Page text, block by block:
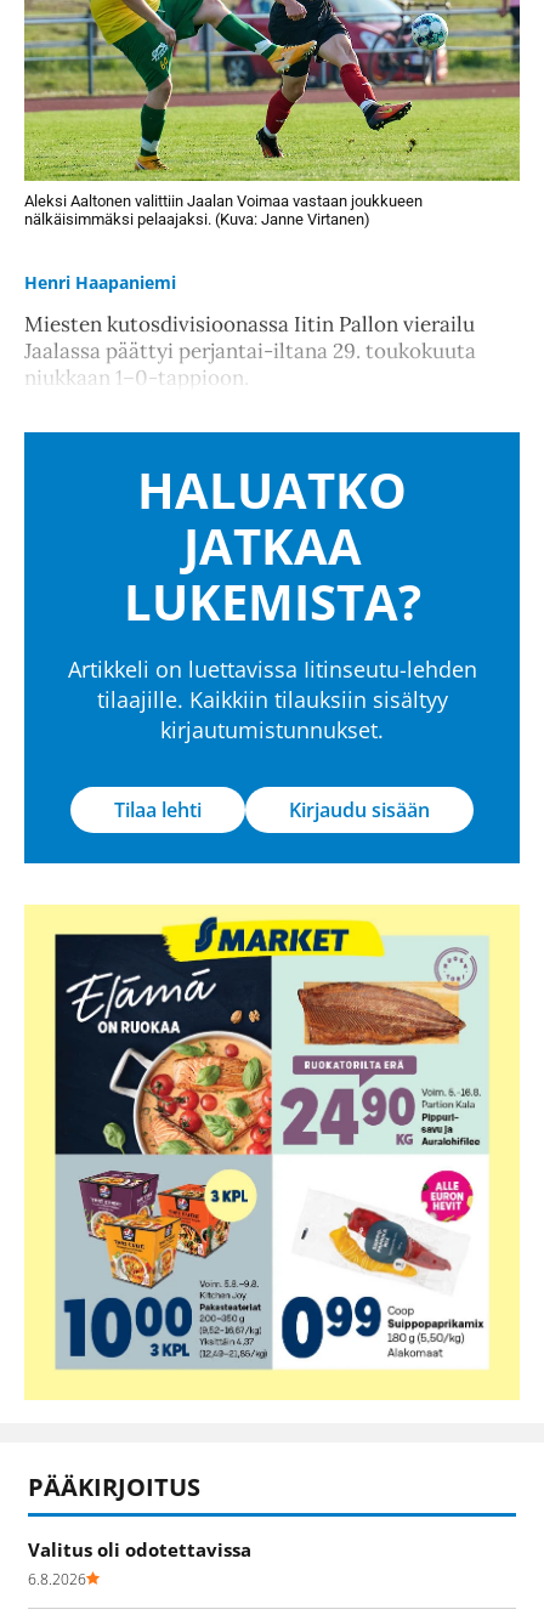
Aleksi Aaltonen valittiin Jaalan Voimaa vastaan joukkueen
nälkäisimmäksi pelaajaksi. (Kuva: Janne Virtanen)
Henri Haapaniemi
Miesten kutosdivisioonassa Iitin Pallon vierailu
Jaalassa päättyi perjantai-iltana 29. toukokuuta
niukkaan 1–0-tappioon.
HALUATKO
JATKAA
LUKEMISTA?
Artikkeli on luettavissa Iitinseutu-lehden
tilaajille. Kaikkiin tilauksiin sisältyy
kirjautumistunnukset.
Tilaa lehti Kirjaudu sisään
PÄÄKIRJOITUS
Valitus oli odotettavissa
6.8.2026